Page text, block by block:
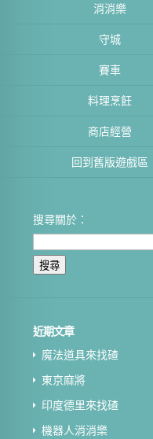
消消樂
守城
賽車
料理烹飪
商店經營
回到舊版遊戲區
搜尋關於：
近期文章
魔法道具來找碴
東京麻將
印度德里來找碴
機器人消消樂